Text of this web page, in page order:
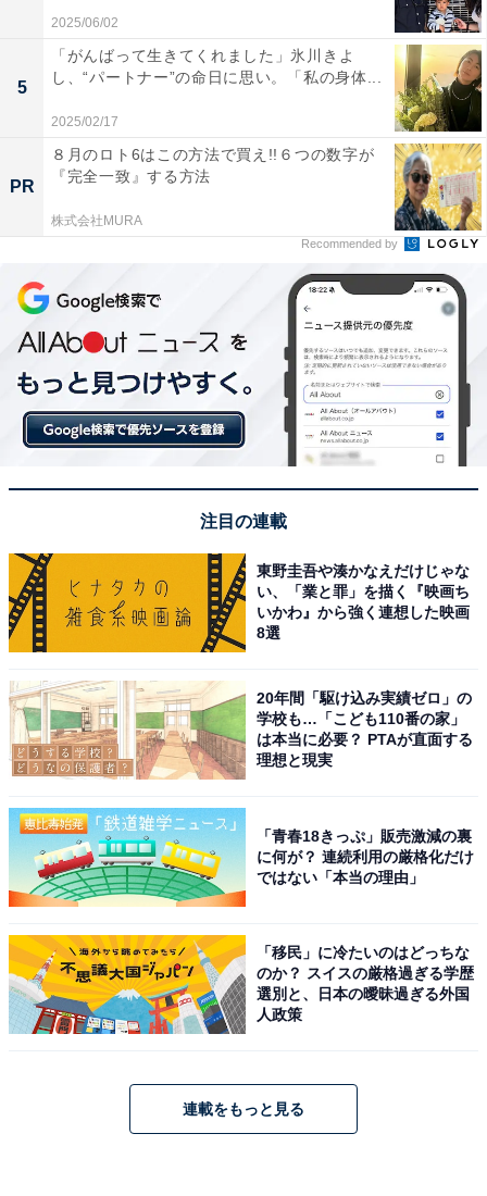
2025/06/02
5
「がんばって生きてくれました」氷川きよ
し、“パートナー”の命日に思い。「私の身体...
2025/02/17
PR
８月のロト6はこの方法で買え!!６つの数字が
『完全一致』する方法
株式会社MURA
Recommended by
注目の連載
東野圭吾や湊かなえだけじゃな
い、「業と罪」を描く『映画ち
いかわ』から強く連想した映画
8選
20年間「駆け込み実績ゼロ」の
学校も…「こども110番の家」
は本当に必要？ PTAが直面する
理想と現実
「青春18きっぷ」販売激減の裏
に何が？ 連続利用の厳格化だけ
ではない「本当の理由」
「移民」に冷たいのはどっちな
のか？ スイスの厳格過ぎる学歴
選別と、日本の曖昧過ぎる外国
人政策
連載をもっと見る